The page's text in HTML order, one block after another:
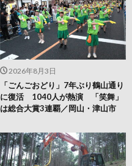
2026年8月3日
「ごんごおどり」7年ぶり鶴山通り
に復活 1040人が熱演 「笑舞」
は総合大賞3連覇／岡山・津山市